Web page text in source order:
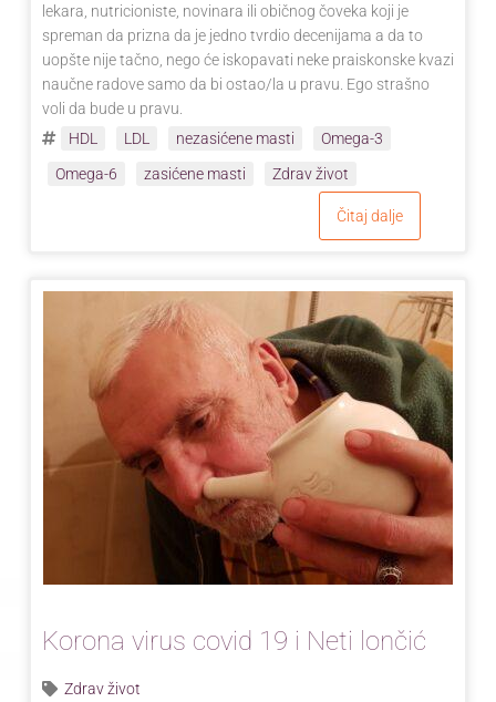
lekara, nutricioniste, novinara ili običnog čoveka koji je
spreman da prizna da je jedno tvrdio decenijama a da to
uopšte nije tačno, nego će iskopavati neke praiskonske kvazi
naučne radove samo da bi ostao/la u pravu. Ego strašno
voli da bude u pravu.
HDL
LDL nezasićene masti
Omega-3
Omega-6
zasićene masti Zdrav život
Čitaj dalje
Korona virus covid 19 i Neti lončić
Zdrav život